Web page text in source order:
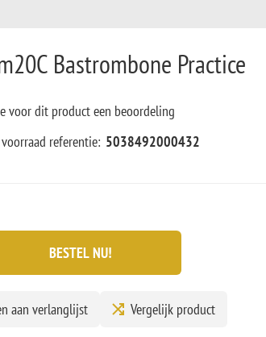
Bastrombone Practice
voor dit product een beoordeling
referentie: 5038492000432
BESTEL NU!
aan verlanglijst Vergelijk product